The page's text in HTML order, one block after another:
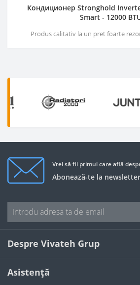
Кондиционер Stronghold
Smart - 12000
Produs calitativ la un pret foarte
Vrei să fii primul care află
Abonează-te la
Despre Vivateh Grup
Asistență